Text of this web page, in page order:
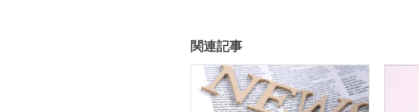
関連記事